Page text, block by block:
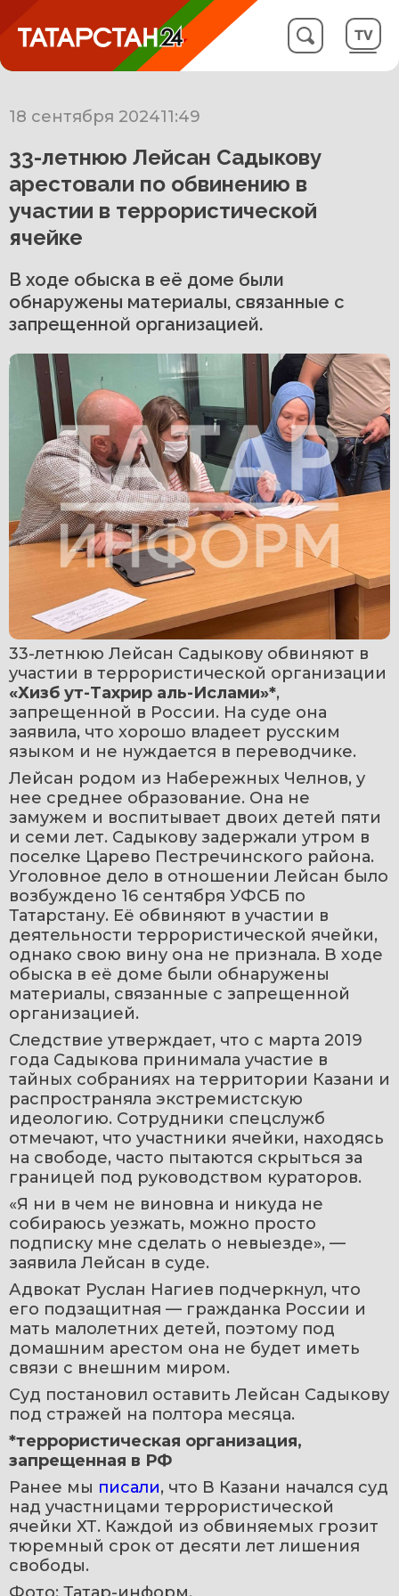
18 сентября 202411:49
33-летнюю Лейсан Садыкову
арестовали по обвинению в
участии в террористической
ячейке
В ходе обыска в её доме были
обнаружены материалы, связанные с
запрещенной организацией.
33-летнюю Лейсан Садыкову обвиняют в
«Хизб ут-Тахрир аль-Ислами»*,
запрещенной в России. На суде она
заявила, что хорошо владеет русским
языком и не нуждается в переводчике.
Лейсан родом из Набережных Челнов, у
нее среднее образование. Она не
замужем и воспитывает двоих детей пяти
и семи лет. Садыкову задержали утром в
поселке Царево Пестречинского района.
Уголовное дело в отношении Лейсан было
возбуждено 16 сентября УФСБ по
Татарстану. Её обвиняют в участии в
деятельности террористической ячейки,
однако свою вину она не признала. В ходе
обыска в её доме были обнаружены
материалы, связанные с запрещенной
организацией.
Следствие утверждает, что с марта 2019
года Садыкова принимала участие в
тайных собраниях на территории Казани и
распространяла экстремистскую
идеологию. Сотрудники спецслужб
отмечают, что участники ячейки, находясь
на свободе, часто пытаются скрыться за
границей под руководством кураторов.
«Я ни в чем не виновна и никуда не
собираюсь уезжать, можно просто
подписку мне сделать о невыезде», —
заявила Лейсан в суде.
Адвокат Руслан Нагиев подчеркнул, что
его подзащитная — гражданка России и
мать малолетних детей, поэтому под
домашним арестом она не будет иметь
связи с внешним миром.
Суд постановил оставить Лейсан Садыкову
под стражей на полтора месяца.
*террористическая организация,
запрещенная в РФ
Ранее мы писали, что В Казани начался суд
над участницами террористической
ячейки ХТ. Каждой из обвиняемых грозит
тюремный срок от десяти лет лишения
свободы.